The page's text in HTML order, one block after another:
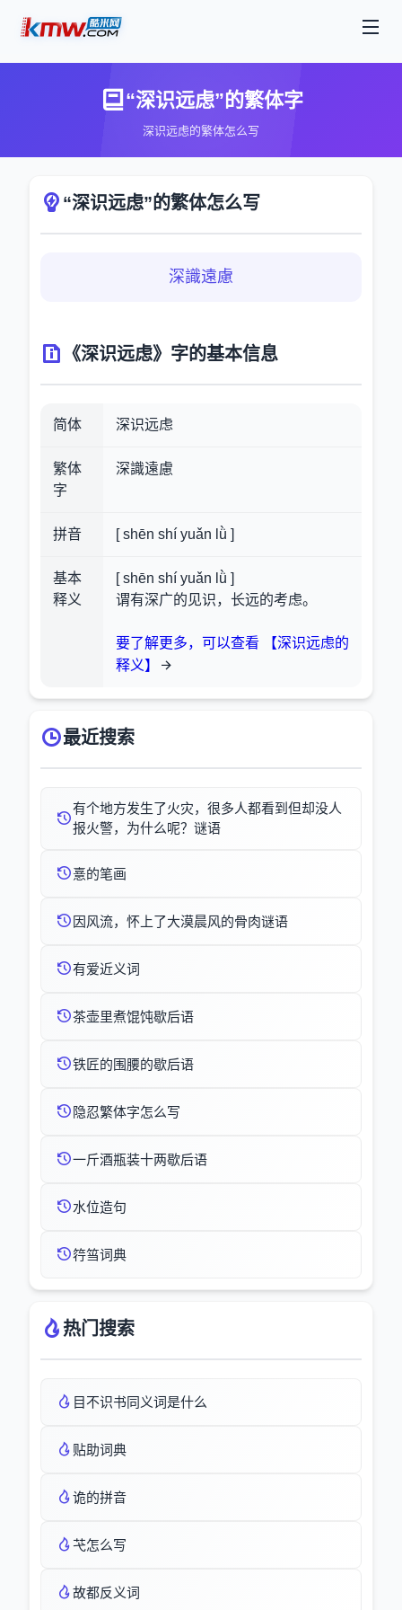
“深识远虑”的繁体字
深识远虑的繁体怎么写
“深识远虑”的繁体怎么写
深識遠慮
《深识远虑》字的基本信息
简体 深识远虑
繁体
字
深識遠慮
拼音 [ shēn shí yuǎn lǜ ]
基本
释义
[ shēn shí yuǎn lǜ ]
谓有深广的见识，长远的考虑。
要了解更多，可以查看 【深识远虑的
释义】
最近搜索
有个地方发生了火灾，很多人都看到但却没人
报火警，为什么呢？谜语
憙的笔画
因风流，怀上了大漠晨风的骨肉谜语
有爱近义词
茶壶里煮馄饨歇后语
铁匠的围腰的歇后语
隐忍繁体字怎么写
一斤酒瓶装十两歇后语
水位造句
筕筜词典
热门搜索
目不识书同义词是什么
贴助词典
诡的拼音
芅怎么写
故都反义词